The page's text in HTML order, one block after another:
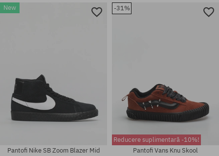
Mărimi existente:
New
Pantofi Nike SB Zoom Blazer Mid
-31%
Reducere suplimentară -10%!
Pantofi Vans Knu Skool